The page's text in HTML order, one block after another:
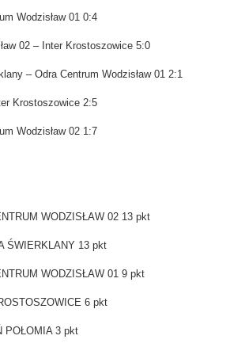
Wodzisław 01 0:4
02 – Inter Krostoszowice 5:0
– Odra Centrum Wodzisław 01 2:1
Krostoszowice 2:5
Wodzisław 02 1:7
WODZISŁAW 02 13 pkt
ŚWIERKLANY 13 pkt
WODZISŁAW 01 9 pkt
6 pkt
POŁOMIA 3 pkt